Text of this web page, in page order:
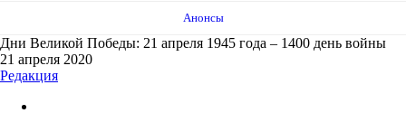
Анонсы
Дни Великой Победы: 21 апреля 1945 года – 1400 день войны
21 апреля 2020
Редакция